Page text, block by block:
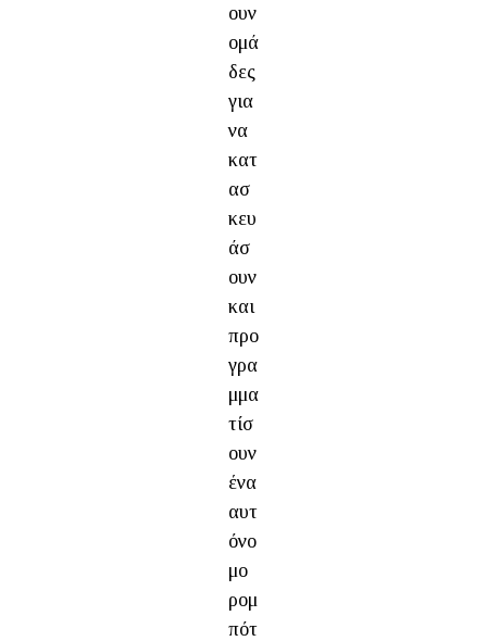
ουν
ομά
δες
για
να
κατ
ασ
κευ
άσ
ουν
και
προ
γρα
μμα
τίσ
ουν
ένα
αυτ
όνο
μο
ρομ
πότ